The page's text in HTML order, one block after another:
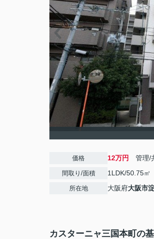
価格 12万円 管理/
間取り/面積 1LDK/50.75㎡
所在地 大阪府大阪市
カスターニャ三国本町の